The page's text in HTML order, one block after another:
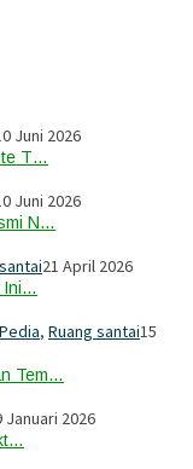
Juni 2026
T…
Juni 2026
N…
21 April 2026
Ini…
, Ruang santai15
Tem…
Januari 2026